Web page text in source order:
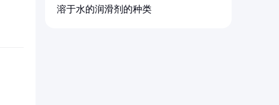
溶于水的润滑剂的种类